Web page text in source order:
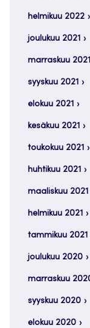
helmikuu 2022
joulukuu 2021
marraskuu 2021
syyskuu 2021
elokuu 2021
kesäkuu 2021
toukokuu 2021
huhtikuu 2021
maaliskuu 2021
helmikuu 2021
tammikuu 2021
joulukuu 2020
marraskuu
syyskuu 2020
elokuu 2020